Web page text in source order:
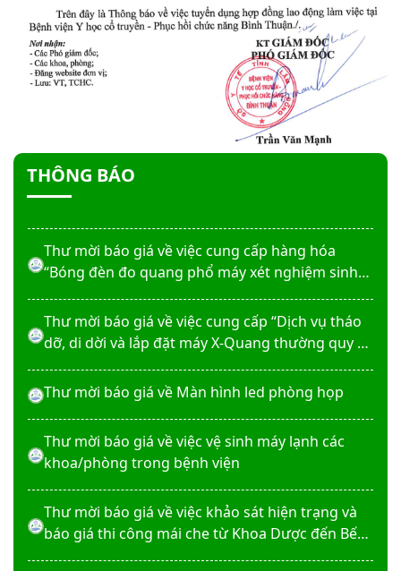
THÔNG BÁO
Thư mời báo giá sửa chữa máy nước nóng tấm
phẵng
Thư mời báo giá về việc In bìa hồ sơ bệnh án, Sổ
Thư mời báo giá về việc cung cấp dịch vụ “Bảo
hiểm cháy, nổ bắt buộc năm 2026"
Thư mời báo giá về việc cung cấp hàng hóa
“Bóng đèn đo quang phổ máy xét nghiệm sinh
Thư mời báo giá về việc cung cấp “Dịch vụ tháo
dỡ, di dời và lắp đặt máy X-Quang thường quy và
Thư mời báo giá về Màn hình led phòng họp
Thư mời báo giá về việc vệ sinh máy lạnh các
khoa/phòng trong bệnh viện
Thư mời báo giá về việc khảo sát hiện trạng và
báo giá thi công mái che từ Khoa Dược đến Bếp